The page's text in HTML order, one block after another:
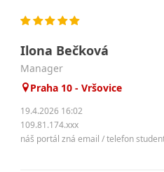
Ilona Bečková
manager
Praha 10 - Vršovice
19.4.2026 16:02
109.81.174.xxx
náš portál zná email / telefon